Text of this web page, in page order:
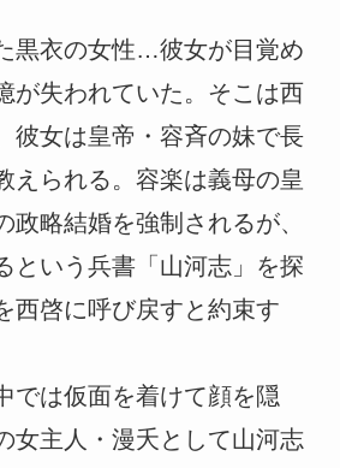
黒衣の女性…彼女が目覚め
が失われていた。そこは西
彼女は皇帝・容斉の妹で長
えられる。容楽は義母の皇
政略結婚を強制されるが、
という兵書「山河志」を探
西啓に呼び戻すと約束す
では仮面を着けて顔を隠
女主人・漫夭として山河志